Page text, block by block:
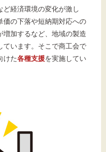
情報
わせ
拡大
経済環境の変化が激し
価の下落や短納期対応への
加するなど、地域の製造
ています。そこで商工会で
けた各種支援を実施してい